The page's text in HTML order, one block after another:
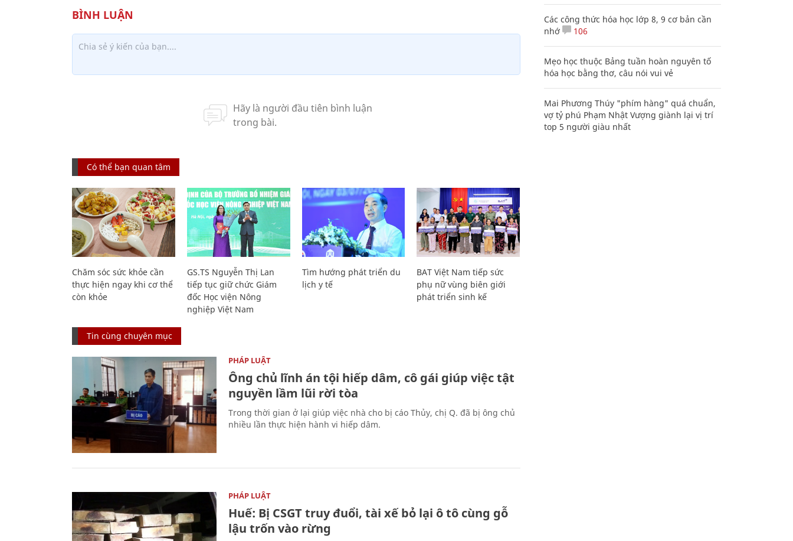
Có thể bạn quan tâm
Chăm sóc sức khỏe cần
thực hiện ngay khi cơ thể
còn khỏe
GS.TS Nguyễn Thị Lan
tiếp tục giữ chức Giám
đốc Học viện Nông
nghiệp Việt Nam
Tìm hướng phát triển du
lịch y tế
BAT Việt Nam tiếp sức
phụ nữ vùng biên giới
phát triển sinh kế
Tin cùng chuyên mục
PHÁP LUẬT
Ông chủ lĩnh án tội hiếp dâm, cô gái giúp việc tật
nguyền lầm lũi rời tòa
Trong thời gian ở lại giúp việc nhà cho bị cáo Thủy, chị Q. đã bị ông chủ
nhiều lần thực hiện hành vi hiếp dâm.
PHÁP LUẬT
Huế: Bị CSGT truy đuổi, tài xế bỏ lại ô tô cùng gỗ
lậu trốn vào rừng
Các công thức hóa học lớp 8, 9 cơ bản cần
nhớ
106
Mẹo học thuộc Bảng tuần hoàn nguyên tố
hóa học bằng thơ, câu nói vui vẻ
Mai Phương Thúy "phím hàng" quá chuẩn,
vợ tỷ phú Phạm Nhật Vượng giành lại vị trí
top 5 người giàu nhất